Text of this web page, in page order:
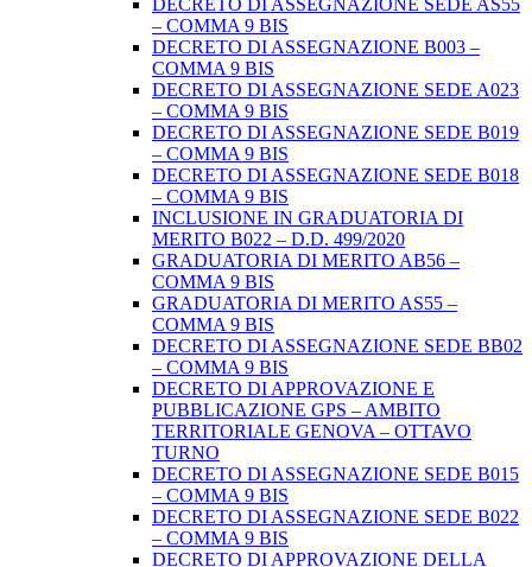
DECRETO DI ASSEGNAZIONE SEDE AS55
– COMMA 9 BIS
DECRETO DI ASSEGNAZIONE B003 –
COMMA 9 BIS
DECRETO DI ASSEGNAZIONE SEDE A023
– COMMA 9 BIS
DECRETO DI ASSEGNAZIONE SEDE B019
– COMMA 9 BIS
DECRETO DI ASSEGNAZIONE SEDE B018
– COMMA 9 BIS
INCLUSIONE IN GRADUATORIA DI
MERITO B022 – D.D. 499/2020
GRADUATORIA DI MERITO AB56 –
COMMA 9 BIS
GRADUATORIA DI MERITO AS55 –
COMMA 9 BIS
DECRETO DI ASSEGNAZIONE SEDE BB02
– COMMA 9 BIS
DECRETO DI APPROVAZIONE E
PUBBLICAZIONE GPS – AMBITO
TERRITORIALE GENOVA – OTTAVO
TURNO
DECRETO DI ASSEGNAZIONE SEDE B015
– COMMA 9 BIS
DECRETO DI ASSEGNAZIONE SEDE B022
– COMMA 9 BIS
DECRETO DI APPROVAZIONE DELLA